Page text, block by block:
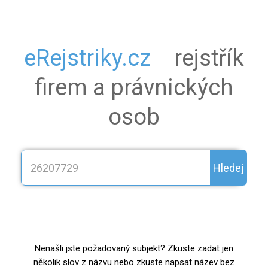
eRejstriky.cz
rejstřík
firem a právnických
osob
Hledej
Nenašli jste požadovaný subjekt? Zkuste zadat jen
několik slov z názvu nebo zkuste napsat název bez